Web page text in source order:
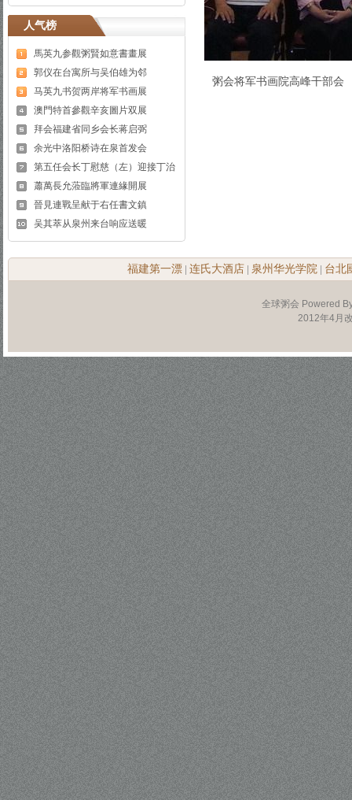
人气榜
馬英九参觀粥賢如意書畫展
郭仪在台寓所与吴伯雄为邻
马英九书贺两岸将军书画展
澳門特首參觀辛亥圖片双展
拜会福建省同乡会长蒋启弼
余光中洛阳桥诗在泉首发会
第五任会长丁慰慈（左）迎接丁治
蕭萬長允蒞臨將軍連緣開展
晉見連戰呈献于右任書文鎮
吴其萃从泉州来台响应送暖
粥会将军书画院高峰干部会
福建第一漂 连氏大酒店 泉州华光学院 台北
全球粥会 Powered
2012年4月